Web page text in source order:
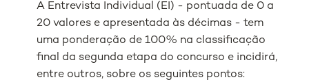
A Entrevista Individual (EI) - pontuada de 0 a
20 valores e apresentada às décimas - tem
uma ponderação de 100% na classificação
final da segunda etapa do concurso e incidirá,
entre outros, sobre os seguintes pontos: